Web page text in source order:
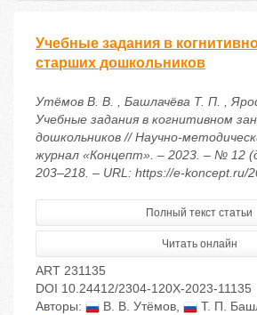
Учебные задания в
старших дошкольников
Утёмов В. В. , Башлачёва Т. П. ,
Учебные задания в когнитивном
дошкольников // Научно-
журнал «Концепт». – 2023. – № 12
203–218. – URL: https://e-koncept.ru/
Полный текст статьи
Читать онлайн
ART 231135
DOI 10.24412/2304-120X-2023-11135
Авторы:
В. В. Утёмов, Т. П.